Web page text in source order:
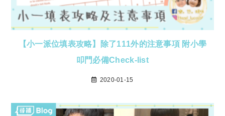
【小一派位填表攻略】除了111外的注意事項 附小學
叩門必備Check-list
2020-01-15